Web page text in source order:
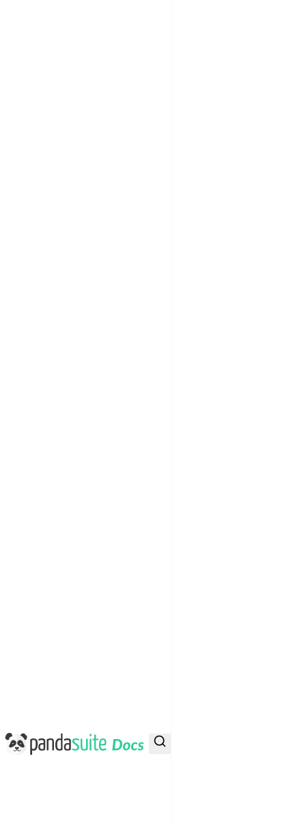
PandaSuite Docs